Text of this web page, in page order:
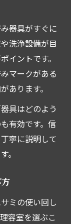
器具がすぐに
洗浄設備が目
イントです。
マークがある
あります。
具はどのよう
有効です。信
寧に説明して
。
ミの使い回し
容室を選ぶこ